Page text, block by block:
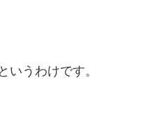
うわけです。